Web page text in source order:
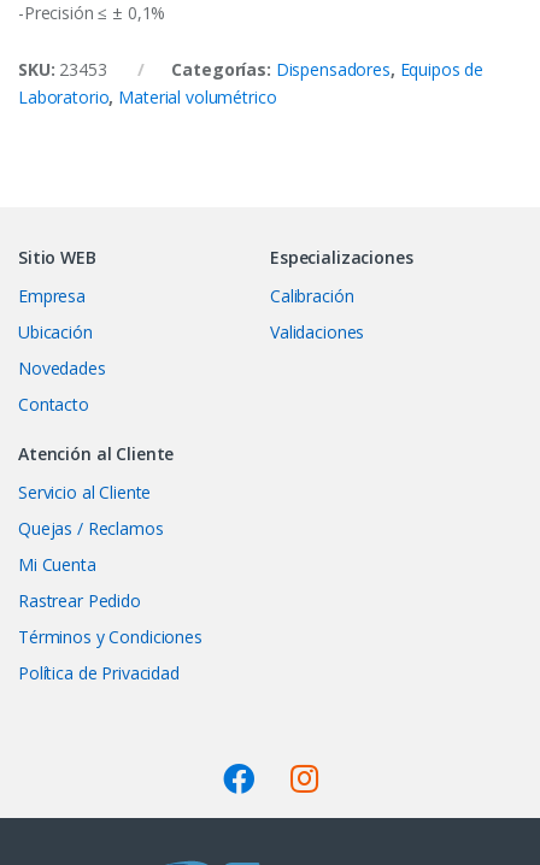
-Precisión ≤ ± 0,1%
SKU: 23453 Categorías: Dispensadores, Equipos de
Laboratorio, Material volumétrico
Sitio WEB
Empresa
Ubicación
Novedades
Contacto
Especializaciones
Calibración
Validaciones
Atención al Cliente
Servicio al Cliente
Quejas / Reclamos
Mi Cuenta
Rastrear Pedido
Términos y Condiciones
Política de Privacidad